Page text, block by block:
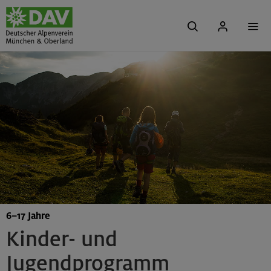
Kinder- und
Jugendprogramm
6–17 Jahre